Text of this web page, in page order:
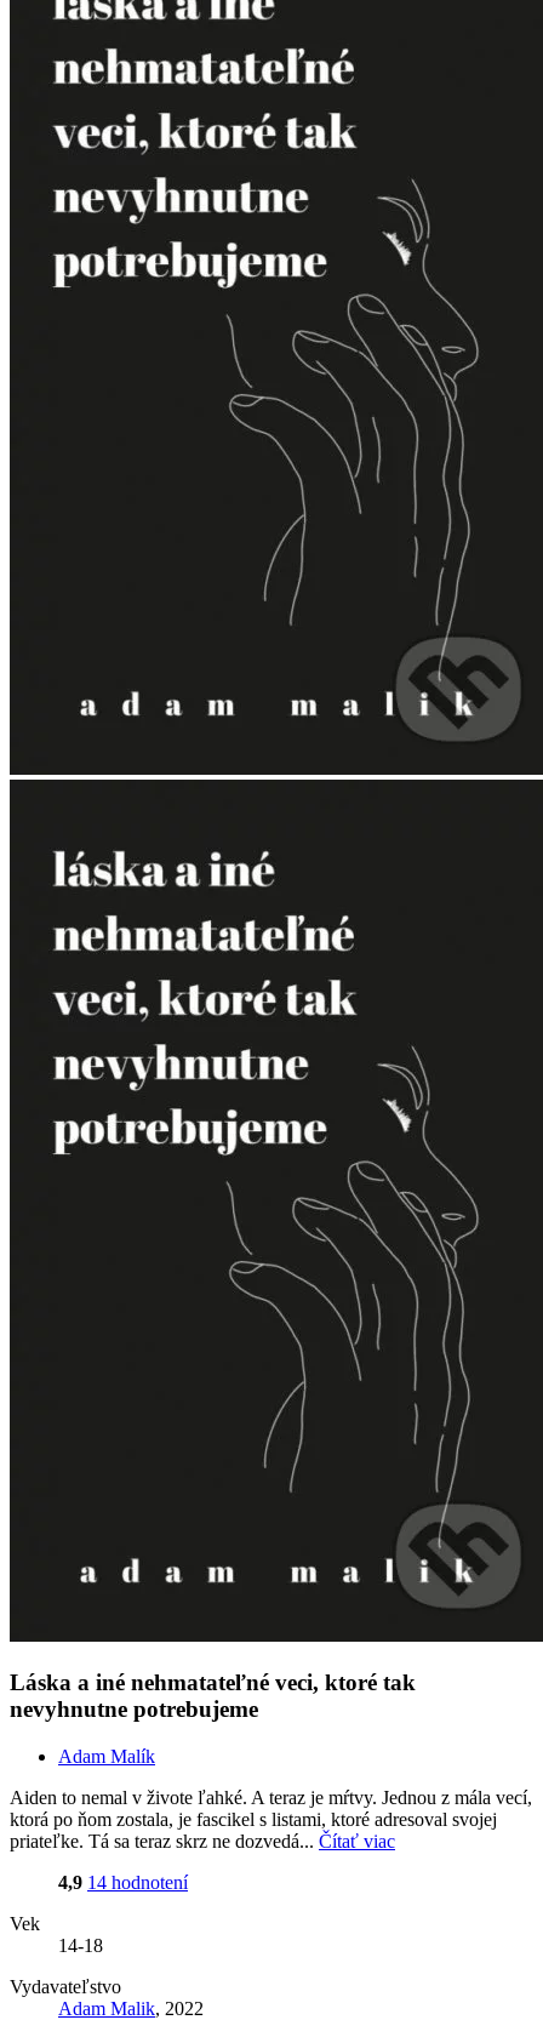
Láska a iné nehmatateľné veci, ktoré tak
nevyhnutne potrebujeme
Adam Malík
Aiden to nemal v živote ľahké. A teraz je mŕtvy. Jednou z mála vecí,
ktorá po ňom zostala, je fascikel s listami, ktoré adresoval svojej
priateľke. Tá sa teraz skrz ne dozvedá... Čítať viac
4,9 14 hodnotení
Vek
14-18
Vydavateľstvo
Adam Malik, 2022